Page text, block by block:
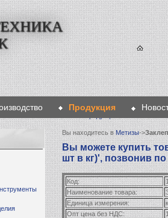
Продукция
Вы находитесь вМетизы->
Вы можете купить
шт в кг)', позвонив
Код:
Наименование товара:
Единица измерения:
Опт цена без НДС: